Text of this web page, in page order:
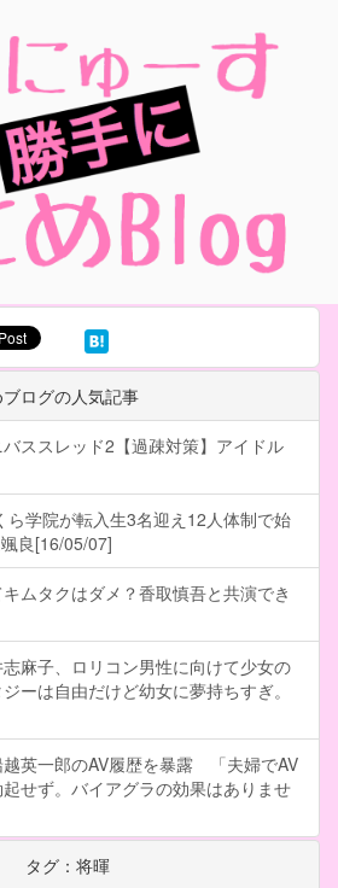
ログの人気記事
バススレッド2【過疎対策】アイドル
ら学院が転入生3名迎え12人体制で始
良[16/05/07]
キムタクはダメ？香取慎吾と共演でき
志麻子、ロリコン男性に向けて少女の
ーは自由だけど幼女に夢持ちすぎ。
越英一郎のAV履歴を暴露 「夫婦でAV
せず。バイアグラの効果はありませ
タグ：将暉